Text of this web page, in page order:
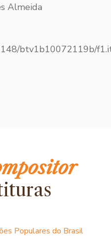
Almeida
btv1b10072119b/